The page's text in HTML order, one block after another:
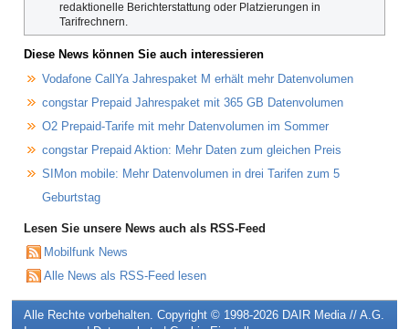
redaktionelle Berichterstattung oder Platzierungen in
Tarifrechnern.
Diese News können Sie auch interessieren
Vodafone CallYa Jahrespaket M erhält mehr Datenvolumen
congstar Prepaid Jahrespaket mit 365 GB Datenvolumen
O2 Prepaid-Tarife mit mehr Datenvolumen im Sommer
congstar Prepaid Aktion: Mehr Daten zum gleichen Preis
SIMon mobile: Mehr Datenvolumen in drei Tarifen zum 5
Geburtstag
Lesen Sie unsere News auch als RSS-Feed
Mobilfunk News
Alle News als RSS-Feed lesen
Alle Rechte vorbehalten. Copyright © 1998-2026 DAIR Media // A.G.